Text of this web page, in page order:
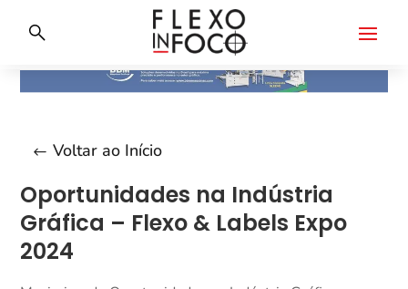
Voltar ao Início
Oportunidades na Indústria
Gráfica – Flexo & Labels Expo
2024